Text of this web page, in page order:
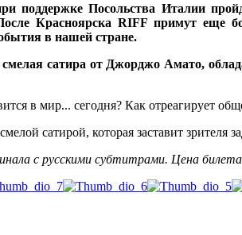
поддержке Посольства Италии
Красноярска RIFF примут еще
в нашей стране.
сатира от Джорджо Амато,
в мир... сегодня? Как отреагирует
сатирой, которая заставит зрителя
с русскими субтитрами. Цена билета